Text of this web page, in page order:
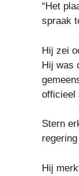
“Het
spraak
Hij zei
Hij was
officieel
Stern
Hij